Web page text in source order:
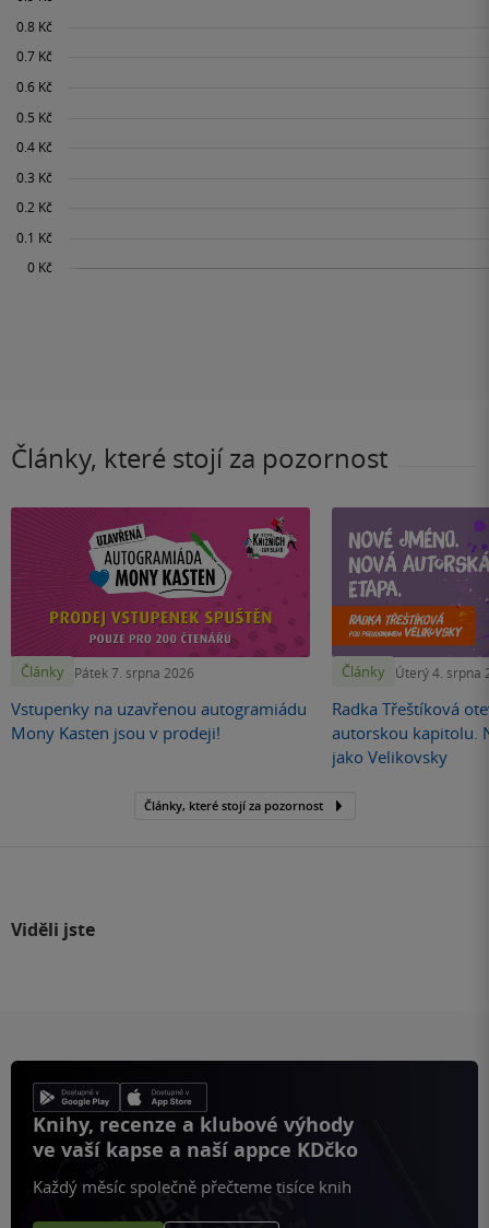
Články, které stojí za pozornost
Články Pátek 7. srpna 2026
Vstupenky na uzavřenou autogramiádu
Mony Kasten jsou v prodeji!
Články Úterý 4. srpna
Radka Třeštíková
autorskou kapitolu.
jako Velikovsky
Články, které stojí za pozornost
Viděli jste
Knihy, recenze a klubové výhody
ve vaší kapse a naší appce KDčko
Každý měsíc společně přečteme tisíce knih